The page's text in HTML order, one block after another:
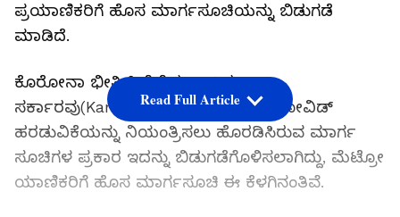
ಪ್ರಯಾಣಿಕರಿಗೆ ಹೊಸ ಮಾರ್ಗಸೂಚಿಯನ್ನು ಬಿಡುಗಡೆ
ಮಾಡಿದೆ.
ಕೊರೋನಾ ಭೀತಿ ಹಿನ್ನೆಲೆ ಕರ್ನಾಟಕ
ಸರ್ಕಾರವು(Karnataka Government) ಕೋವಿಡ್
ಹರಡುವಿಕೆಯನ್ನು ನಿಯಂತ್ರಿಸಲು ಹೊರಡಿಸಿರುವ ಮಾರ್ಗ
ಸೂಚಿಗಳ ಪ್ರಕಾರ ಇದನ್ನು ಬಿಡುಗಡೆಗೊಳಿಸಲಾಗಿದ್ದು, ಮೆಟ್ರೋ
ಯಾಣಿಕರಿಗೆ ಹೊಸ ಮಾರ್ಗಸೂಚಿ ಈ ಕೆಳಗಿನಂತಿವೆ.
Read Full Article